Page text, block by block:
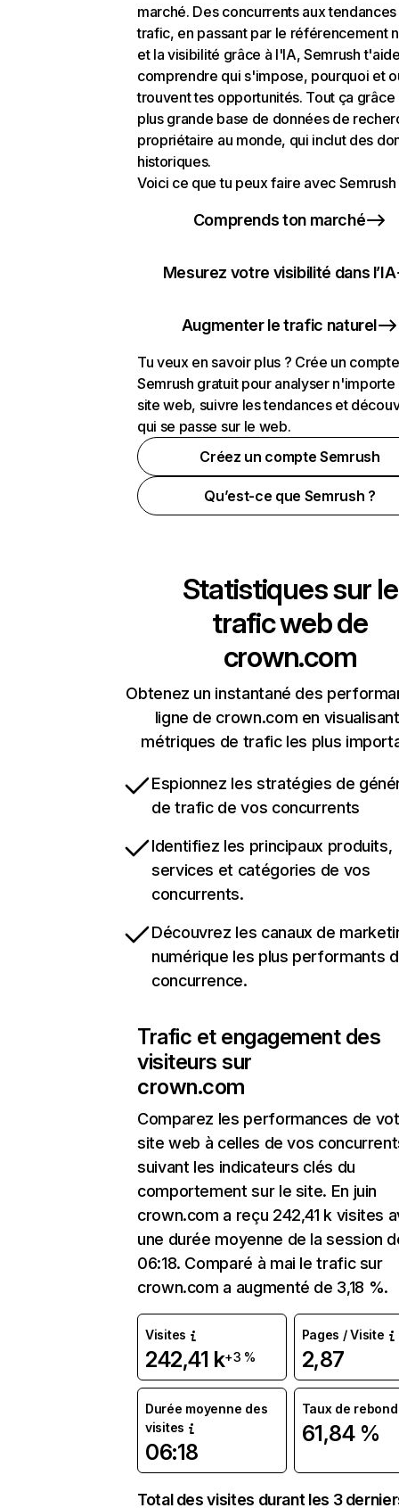
marché. Des concurrents aux
trafic, en passant par le référencement
et la visibilité grâce à l'IA, Semrush
comprendre qui s'impose, pourquoi et
trouvent tes opportunités. Tout ça grâce
plus grande base de données de
propriétaire au monde, qui inclut des
historiques.
Voici ce que tu peux faire avec Semrush
Comprends ton marché
Mesurez votre visibilité dans l’IA
Augmenter le trafic naturel
Tu veux en savoir plus ? Crée un compte
Semrush gratuit pour analyser n'importe
site web, suivre les tendances et
qui se passe sur le web.
Créez un compte Semrush
Qu’est-ce que Semrush ?
Statistiques sur le
trafic web de
crown.com
Obtenez un instantané des
ligne de crown.com en
métriques de trafic les plus
Espionnez les stratégies de
de trafic de vos concurrents
Identifiez les principaux produits,
services et catégories de vos
concurrents.
Découvrez les canaux de
numérique les plus performants
concurrence.
Trafic et engagement des
visiteurs sur
crown.com
Comparez les performances de
site web à celles de vos
suivant les indicateurs clés du
comportement sur le site. En juin
crown.com a reçu 242,41 k visites
une durée moyenne de la session
06:18. Comparé à mai le trafic sur
crown.com a augmenté de 3,18 %.
Visites
242,41 k+3 %
Pages / Visite
2,87
Durée moyenne des
visites
06:18
Taux de rebond
61,84 %
Total des visites durant les 3